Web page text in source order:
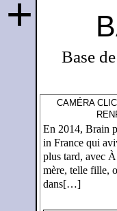
Base
+
CAMÉRA
En 2014, Brain
in France qui
plus tard, avec
mère, telle fille,
dans[…]